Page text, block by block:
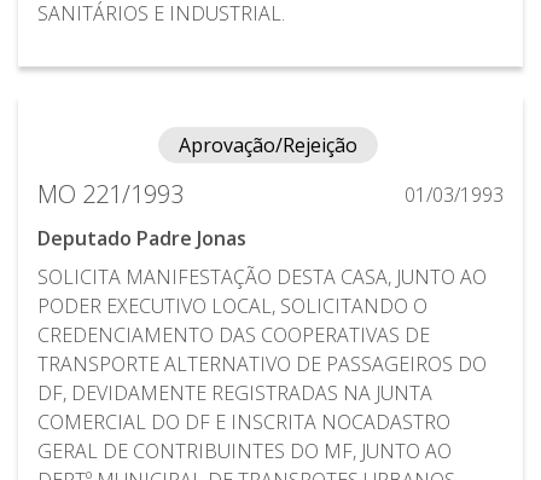
SANITÁRIOS E INDUSTRIAL.
Aprovação/Rejeição
MO 221/1993
01/03/1993
Deputado Padre Jonas
SOLICITA MANIFESTAÇÃO DESTA CASA, JUNTO AO
PODER EXECUTIVO LOCAL, SOLICITANDO O
CREDENCIAMENTO DAS COOPERATIVAS DE
TRANSPORTE ALTERNATIVO DE PASSAGEIROS DO
DF, DEVIDAMENTE REGISTRADAS NA JUNTA
COMERCIAL DO DF E INSCRITA NOCADASTRO
GERAL DE CONTRIBUINTES DO MF, JUNTO AO